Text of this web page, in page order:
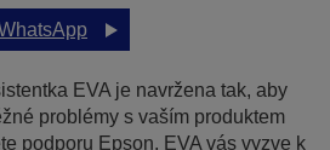
EVA je navržena tak, aby
problémy s vaším produktem
podporu Epson, EVA vás vyzve k